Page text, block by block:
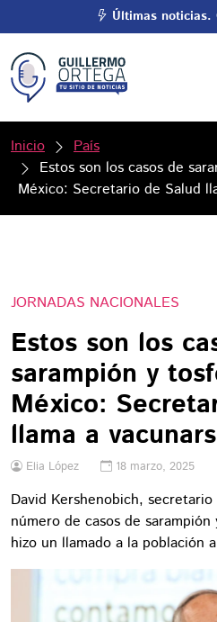
Últimas noticias.
Inicio
País
Estos son los casos de
México: Secretario de Salud
JORNADAS NACIONALES
Estos son los
sarampión y
México:
llama a
Elia López 18 marzo, 2025
David Kershenobich,
número de casos de
hizo un llamado a la población